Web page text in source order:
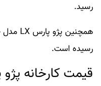
رسید.
رسیده است.
قیمت کارخانه